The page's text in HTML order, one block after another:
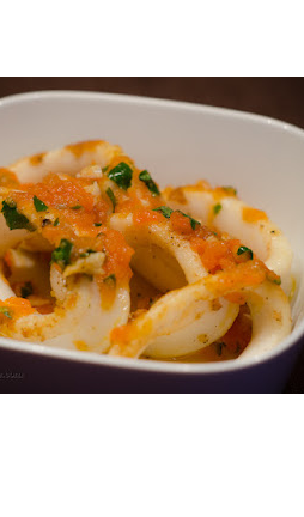
Cake au chèvre et au jambon
serrano